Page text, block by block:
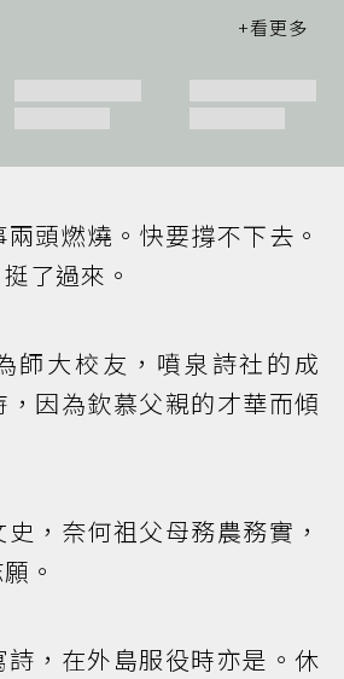
頭燃燒。快要撐不下去。
了過來。
師大校友，噴泉詩社的成
因為欽慕父親的才華而傾
，奈何祖父母務農務實，
。
，在外島服役時亦是。休